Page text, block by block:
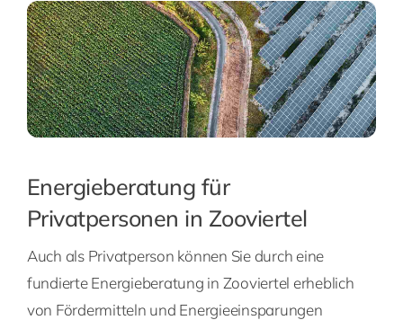
Energieberatung für
Privatpersonen in Zooviertel
Auch als Privatperson können Sie durch eine
fundierte Energieberatung in Zooviertel erheblich
von Fördermitteln und Energieeinsparungen